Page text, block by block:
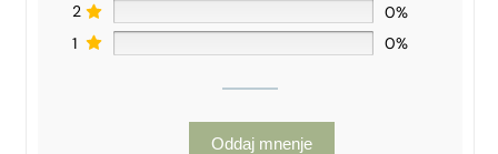
2
0%
1
0%
Oddaj mnenje